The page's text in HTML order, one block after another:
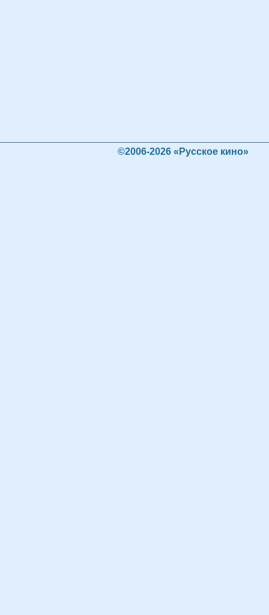
©2006-2026 «Русское кино»